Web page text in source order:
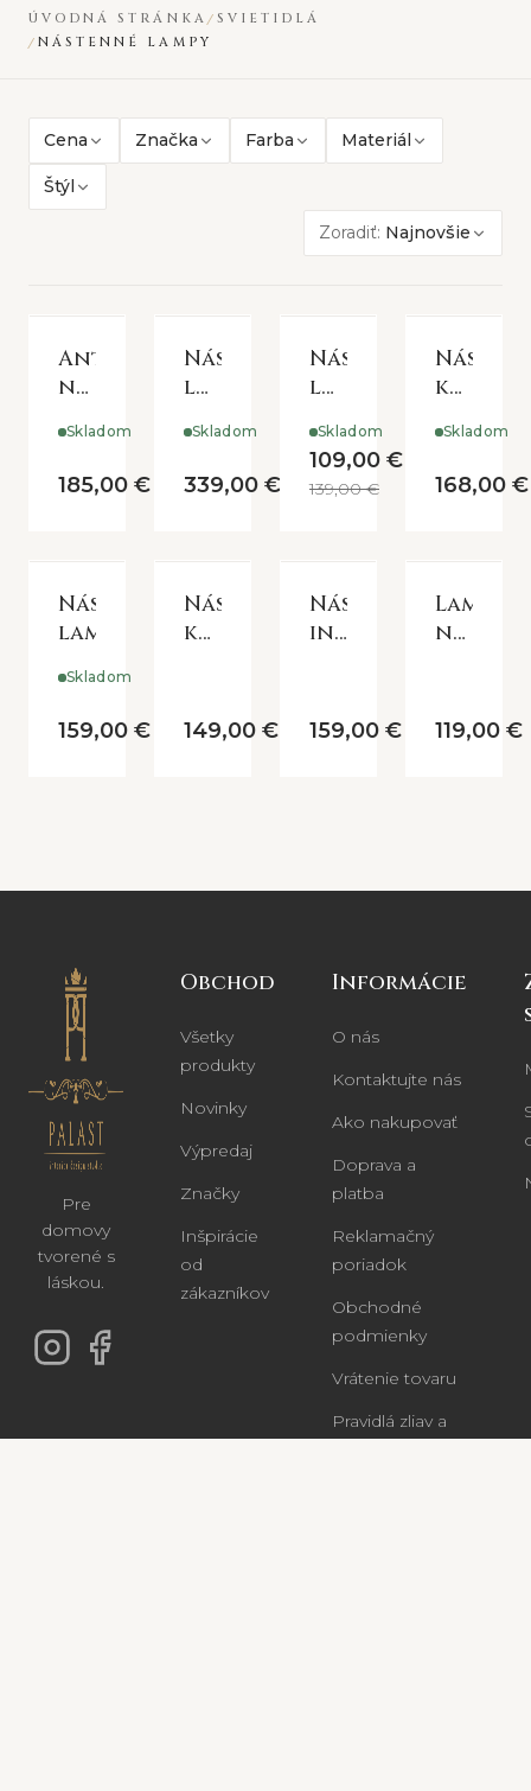
ÚVODNÁ STRÁNKA
SVIETIDLÁ
NÁSTENNÉ LAMPY
Cena Značka Farba Materiál
Štýl
Zoradiť: Najnovšie
Antická
nástenná
béžová
lampa
Skladom
185,00 €
Nástenná
lampa
a
kov
Skladom
339,00 €
Nástenná
lampa
Skladom
109,00 €
139,00 €
kovová
Flower
Skladom
168,00 €
Nástenná
lampa
Skladom
159,00 €
Nástenná
kovová
149,00 €
Nástenná
industriálna
159,00 €
Lampa
na
modrá
119,00 €
Pre
domovy
tvorené s
láskou.
Obchod
Všetky
produkty
Novinky
Výpredaj
Značky
Inšpirácie
od
zákazníkov
Informácie
O nás
Kontaktujte nás
Ako nakupovať
Doprava a
platba
Reklamačný
poriadok
Obchodné
podmienky
Vrátenie tovaru
Pravidlá zliav a